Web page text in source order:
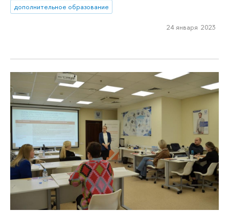
дополнительное образование
24 января 2023